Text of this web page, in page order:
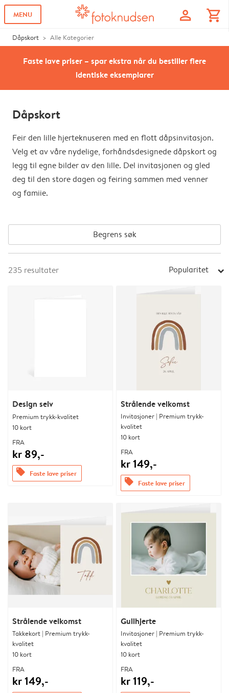
MENU profile shopping_cart
Dåpskort Alle Kategorier
Faste lave priser – spar ekstra når du bestiller flere
identiske eksemplarer
Dåpskort
Feir den lille hjerteknuseren med en flott dåpsinvitasjon.
Velg et av våre nydelige, forhåndsdesignede dåpskort og
legg til egne bilder av den lille. Del invitasjonen og gled
deg til den store dagen og feiring sammen med venner
og famiie.
Begrens søk
235 resultater Popularitet arrow_right
Design selv
Premium trykk-kvalitet
10 kort
FRA
kr 89,-
offers Faste lave priser
Strålende velkomst
Invitasjoner | Premium trykk-
kvalitet
10 kort
FRA
kr 149,-
offers Faste lave priser
Strålende velkomst
Takkekort | Premium trykk-
kvalitet
10 kort
FRA
kr 149,-
Gullhjerte
Invitasjoner | Premium trykk-
kvalitet
10 kort
FRA
kr 119,-